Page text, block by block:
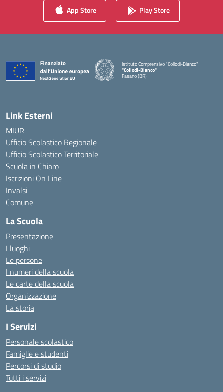
App Store Play Store
Istituto Comprensivo "Collodi-Bianco"
"Collodi-Bianco"
Fasano (BR)
Link Esterni
MIUR
Ufficio Scolastico Regionale
Ufficio Scolastico Territoriale
Scuola in Chiaro
Iscrizioni On Line
Invalsi
Comune
La Scuola
Presentazione
I luoghi
Le persone
I numeri della scuola
Le carte della scuola
Organizzazione
La storia
I Servizi
Personale scolastico
Famiglie e studenti
Percorsi di studio
Tutti i servizi